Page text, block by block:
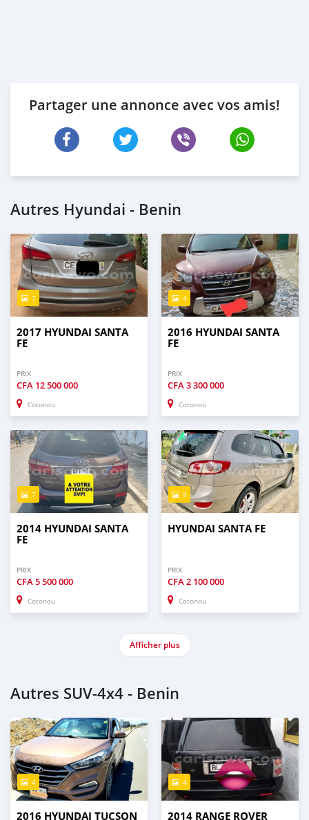
Partager une annonce avec vos amis!
Autres Hyundai - Benin
7
2017 HYUNDAI SANTA
FE
PRIX
CFA 12 500 000
Cotonou
4
2016 HYUNDAI SANTA
FE
PRIX
CFA3 300 000
Cotonou
7
2014 HYUNDAI SANTA
FE
PRIX
CFA5 500 000
Cotonou
8
HYUNDAI SANTA FE
PRIX
CFA2 100 000
Cotonou
Afficher plus
Autres SUV‒4x4 - Benin
4
2016 HYUNDAI TUCSON
4
2014 RANGE ROVER